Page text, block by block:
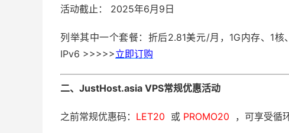
活动截止： 2025年6月9日
列举其中一个套餐：折后2.81美元/月，1G内存、1核
IPv6 >>>>>立即订购
二、JustHost.asia VPS常规优惠活动
之前常规优惠码： LET20 或 PROMO20 ，可享受循